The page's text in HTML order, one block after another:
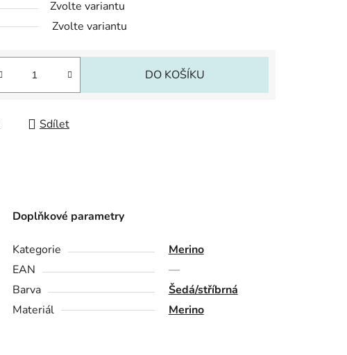
Zvolte variantu
Zvolte variantu
DO KOŠÍKU
Sdílet
Doplňkové parametry
Kategorie
Merino
EAN
—
Barva
Šedá/stříbrná
Materiál
Merino